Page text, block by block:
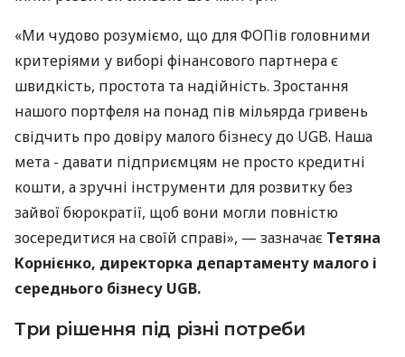
«Ми чудово розуміємо, що для ФОПів головними
критеріями у виборі фінансового партнера є
швидкість, простота та надійність. Зростання
нашого портфеля на понад пів мільярда гривень
свідчить про довіру малого бізнесу до UGB. Наша
мета - давати підприємцям не просто кредитні
кошти, а зручні інструменти для розвитку без
зайвої бюрократії, щоб вони могли повністю
зосередитися на своїй справі», — зазначає Тетяна
Корнієнко, директорка департаменту малого і
середнього бізнесу UGB.
Три рішення під різні потреби